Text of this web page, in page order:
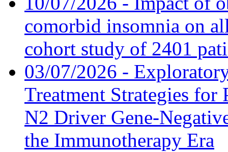
comorbid insomnia on
cohort study of 2401
03/07/2026 -
Treatment Strategies for
N2 Driver Gene-
the Immunotherapy Era